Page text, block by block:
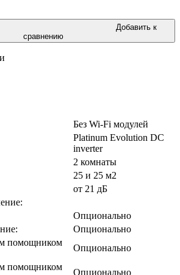
Добавить к
сравнению
Без Wi-Fi модулей
Platinum Evolution DC
inverter
2 комнаты
25 и 25 м2
от 21 дБ
Опционально
Опционально
помощником
Опционально
помощником
Опционально